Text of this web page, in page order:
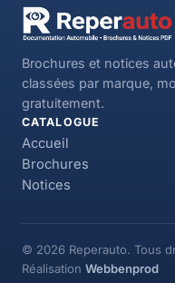
Brochures et notices
classées par marque,
gratuitement.
CATALOGUE
Accueil
Brochures
Notices
© 2026 Reperauto. Tous
Réalisation Webbenprod